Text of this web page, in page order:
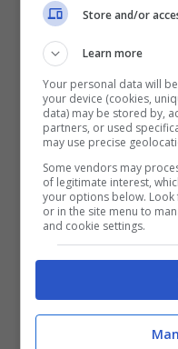
Il trequartista sceglie la
controcalcio.com
Ci sarebbe già in
quello che per
, soprattutto
Store and/or
Learn more
Your personal data will
your device (cookies,
data) may be stored by,
partners, or used
may use precise
Some vendors may
of legitimate interest,
your options below.
or in the site menu to
and cookie settings.